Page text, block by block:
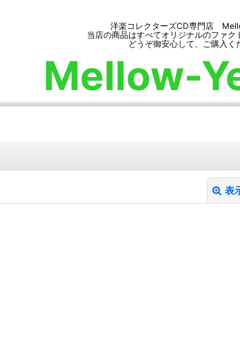
洋楽コレクターズCD専門店
当店の商品はすべてオリジナルのファク
どうぞ御安心して、ご購入く
Mellow-
表